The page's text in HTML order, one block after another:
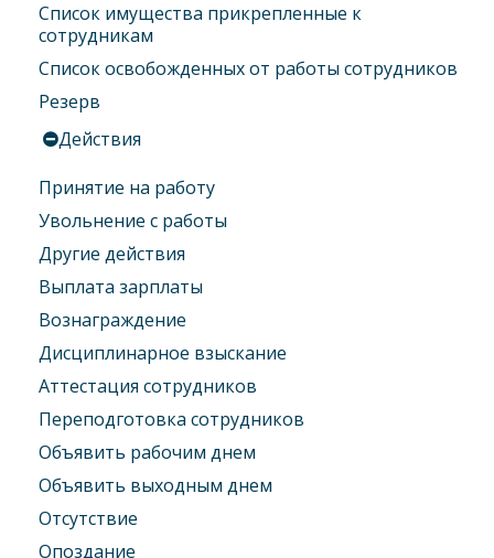
Список имущества прикрепленные к
сотрудникам
Список освобожденных от работы сотрудников
Резерв
Действия
Принятие на работу
Увольнение с работы
Другие действия
Выплата зарплаты
Вознаграждение
Дисциплинарное взыскание
Аттестация сотрудников
Переподготовка сотрудников
Объявить рабочим днем
Объявить выходным днем
Отсутствие
Опоздание